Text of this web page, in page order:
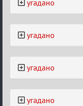
угадано
угадано
угадано
угадано